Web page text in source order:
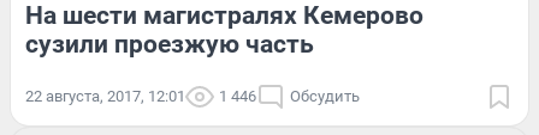
На шести магистралях Кемерово
сузили проезжую часть
22 августа, 2017, 12:01 1 446 Обсудить